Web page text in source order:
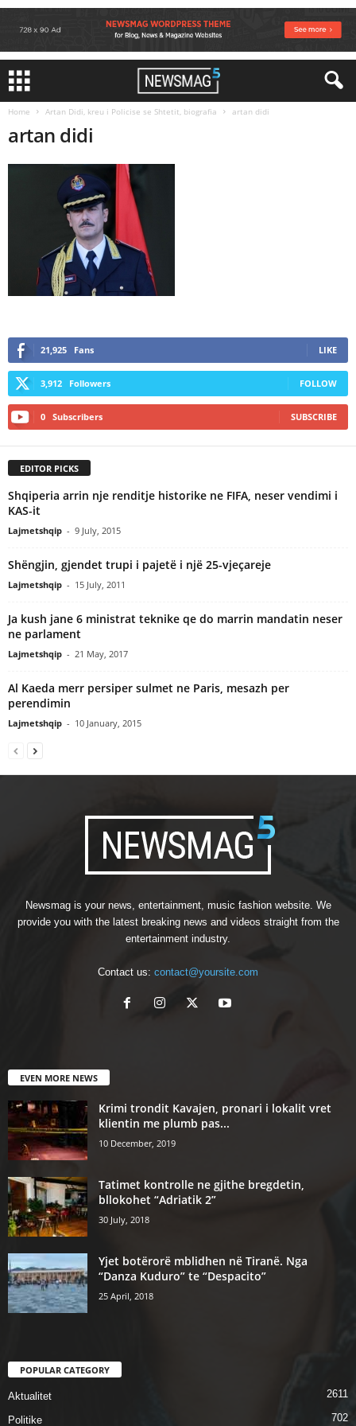
Home Artan Didi, kreu i Policise se Shtetit, biografia artan didi
artan didi
21,925 Fans LIKE
3,912 Followers FOLLOW
0 Subscribers SUBSCRIBE
EDITOR PICKS
Shqiperia arrin nje renditje historike ne FIFA, neser vendimi i
KAS-it
Lajmetshqip - 9 July, 2015
Shëngjin, gjendet trupi i pajetë i një 25-vjeçareje
Lajmetshqip - 15 July, 2011
Ja kush jane 6 ministrat teknike qe do marrin mandatin neser
ne parlament
Lajmetshqip - 21 May, 2017
Al Kaeda merr persiper sulmet ne Paris, mesazh per
perendimin
Lajmetshqip - 10 January, 2015
Newsmag is your news, entertainment, music fashion website. We
provide you with the latest breaking news and videos straight from the
entertainment industry.
Contact us: contact@yoursite.com
EVEN MORE NEWS
Krimi trondit Kavajen, pronari i lokalit vret
klientin me plumb pas...
10 December, 2019
Tatimet kontrolle ne gjithe bregdetin,
bllokohet “Adriatik 2”
30 July, 2018
Yjet botërorë mblidhen në Tiranë. Nga
“Danza Kuduro” te “Despacito”
25 April, 2018
POPULAR CATEGORY
Aktualitet 2611
Politike 702